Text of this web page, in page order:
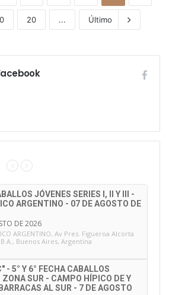
20 ... Último
JÓVENES SERIES I, II Y III -
ARGENTINO - 07 DE AGOSTO DE
DE 2026
ARGENTINO, Av Pres. Figueroa Alcorta
Buenos Aires, Argentina
- 5° Y 6° FECHA CABALLOS
ZONA SUR - CAMPO HÍPICO DE Y
AL SUR - 7 DE AGOSTO